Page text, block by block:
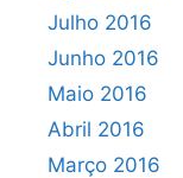
Julho 2016
Junho 2016
Maio 2016
Abril 2016
Março 2016